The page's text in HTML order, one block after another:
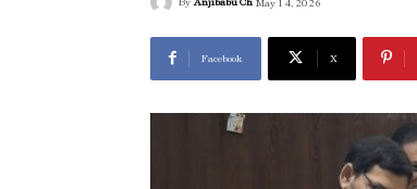
May 14, 2026
Facebook X